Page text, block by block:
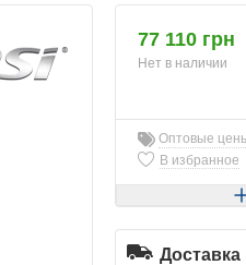
77 110 грн
Нет в наличии
Оптовые
В избранное
Доставка